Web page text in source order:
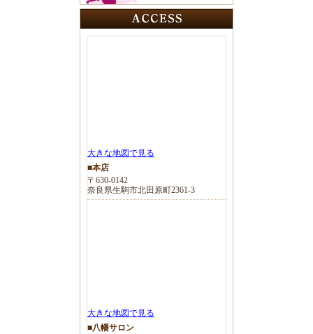
大きな地図で見る
■本店
〒630-0142
奈良県生駒市北田原町2361-3
大きな地図で見る
■八幡サロン